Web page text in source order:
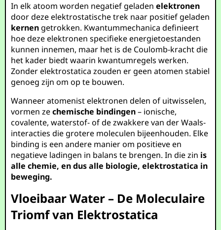
In elk atoom worden negatief geladenelektronen
door deze elektrostatische trek naar positief geladen
kernen getrokken. Kwantummechanica definieert
hoe deze elektronen specifieke energietoestanden
kunnen innemen, maar het is de Coulomb-kracht die
het kader biedt waarin kwantumregels werken.
Zonder elektrostatica zouden er geen atomen stabiel
genoeg zijn om op te bouwen.
Wanneer atomenist elektronen delen of uitwisselen,
vormen zechemische bindingen– ionische,
covalente, waterstof- of de zwakkere van der Waals-
interacties die grotere moleculen bijeenhouden. Elke
binding is een andere manier om positieve en
negatieve ladingen in balans te brengen. In die zin is
alle chemie, en dus alle biologie, elektrostatica in
beweging.
Vloeibaar Water – De Moleculaire
Triomf van Elektrostatica